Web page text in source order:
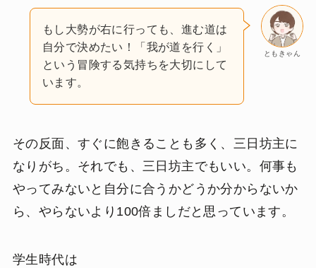
ともきゃん
もし大勢が右に行っても、進む道は
自分で決めたい！「我が道を行く」
という冒険する気持ちを大切にして
います。
その反面、すぐに飽きることも多く、三日坊主に
なりがち。それでも、三日坊主でもいい。何事も
やってみないと自分に合うかどうか分からないか
ら、やらないより100倍ましだと思っています。
学生時代は